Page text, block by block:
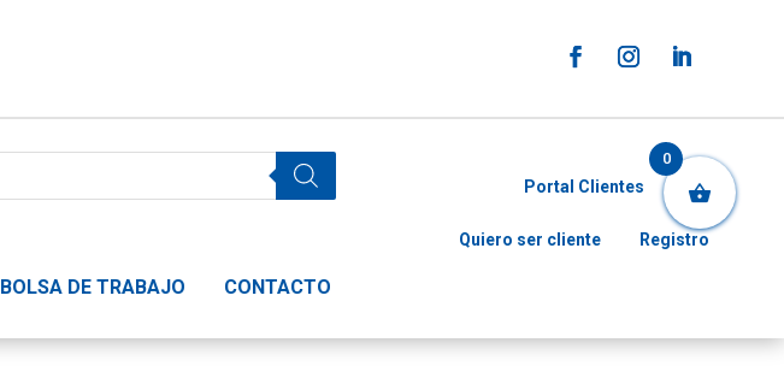
BOLSA DE TRABAJO CONTACTO
Portal Clientes
Quiero ser cliente Registro
0